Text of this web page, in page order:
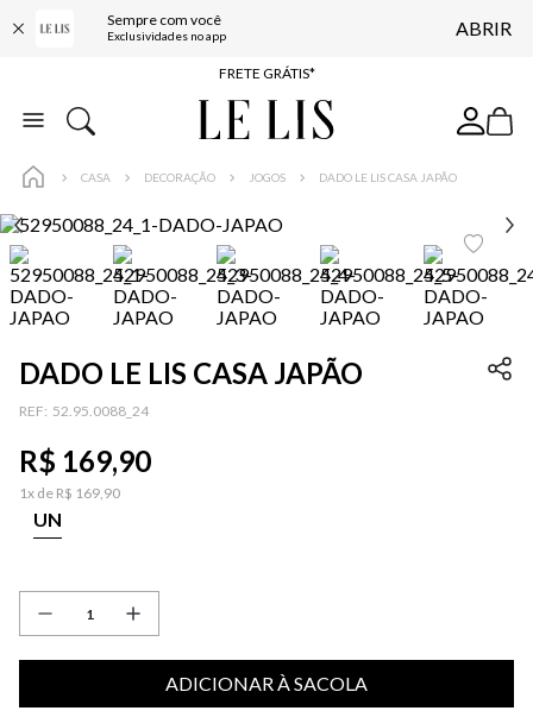
Sempre com você
Exclusividades no app ABRIR
ENTREGA EXPRESSA*
FRETE GRÁTIS*
BAIXE O APP
CASA DECORAÇÃO JOGOS DADO LE LIS CASA JAPÃO
DADO LE LIS CASA JAPÃO
: 52.95.0088_24
R$ 169,90
1x de R$ 169,90
UN
ADICIONAR À SACOLA